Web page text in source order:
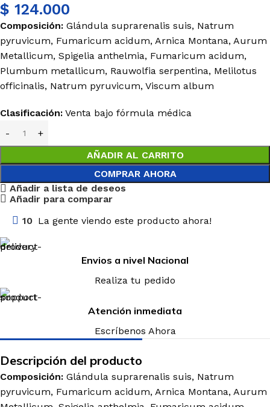
$ 124.000
Composición: Glándula suprarenalis suis, Natrum
pyruvicum, Fumaricum acidum, Arnica Montana, Aurum
Metallicum, Spigelia anthelmia, Fumaricum acidum,
Plumbum metallicum, Rauwolfia serpentina, Melilotus
officinalis, Natrum pyruvicum, Viscum album
Clasificación: Venta bajo fórmula médica
AÑADIR AL CARRITO
COMPRAR AHORA
Añadir a lista de deseos
Añadir para comparar
10 La gente viendo este producto ahora!
Envios a nivel Nacional
Realiza tu pedido
Atención inmediata
Escríbenos Ahora
Descripción del producto
Composición: Glándula suprarenalis suis, Natrum
pyruvicum, Fumaricum acidum, Arnica Montana, Aurum